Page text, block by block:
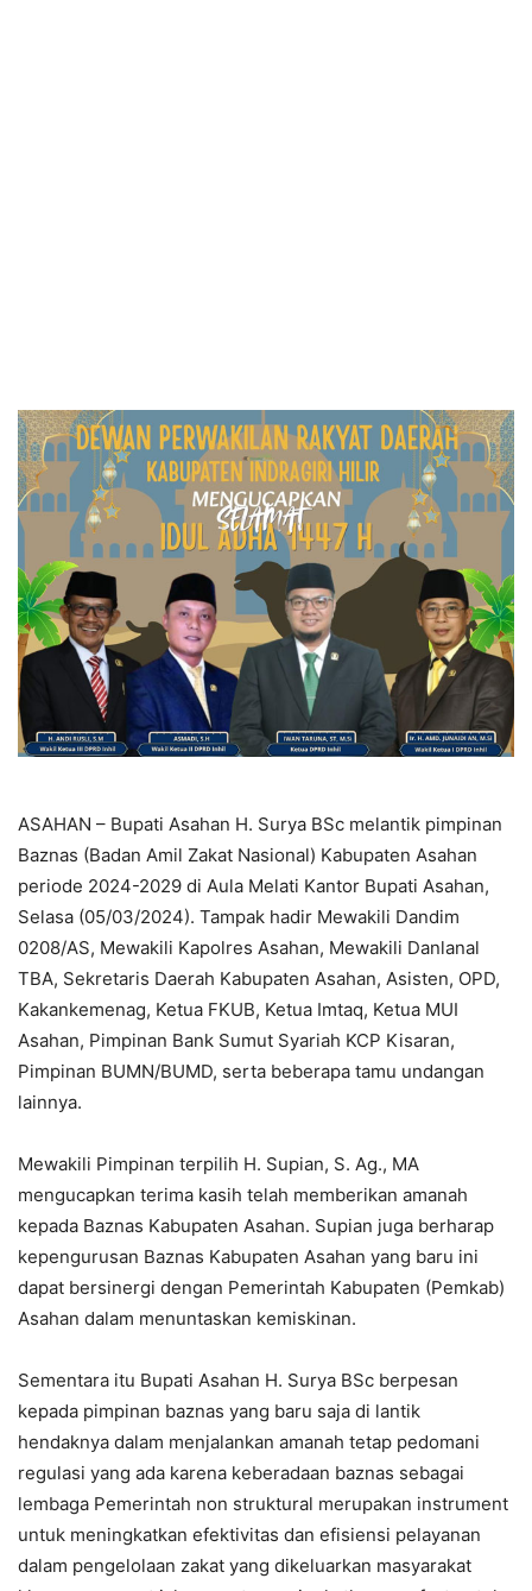
ASAHAN – Bupati Asahan H. Surya BSc melantik pimpinan
Baznas (Badan Amil Zakat Nasional) Kabupaten Asahan
periode 2024-2029 di Aula Melati Kantor Bupati Asahan,
Selasa (05/03/2024). Tampak hadir Mewakili Dandim
0208/AS, Mewakili Kapolres Asahan, Mewakili Danlanal
TBA, Sekretaris Daerah Kabupaten Asahan, Asisten, OPD,
Kakankemenag, Ketua FKUB, Ketua Imtaq, Ketua MUI
Asahan, Pimpinan Bank Sumut Syariah KCP Kisaran,
Pimpinan BUMN/BUMD, serta beberapa tamu undangan
lainnya.
Mewakili Pimpinan terpilih H. Supian, S. Ag., MA
mengucapkan terima kasih telah memberikan amanah
kepada Baznas Kabupaten Asahan. Supian juga berharap
kepengurusan Baznas Kabupaten Asahan yang baru ini
dapat bersinergi dengan Pemerintah Kabupaten (Pemkab)
Asahan dalam menuntaskan kemiskinan.
Sementara itu Bupati Asahan H. Surya BSc berpesan
kepada pimpinan baznas yang baru saja di lantik
hendaknya dalam menjalankan amanah tetap pedomani
regulasi yang ada karena keberadaan baznas sebagai
lembaga Pemerintah non struktural merupakan instrument
untuk meningkatkan efektivitas dan efisiensi pelayanan
dalam pengelolaan zakat yang dikeluarkan masyarakat